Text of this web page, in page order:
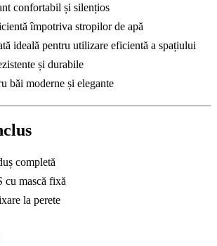
confortabil și silențios
împotriva stropilor de apă
ideală pentru utilizare eficientă a spațiului
și durabile
băi moderne și elegante
completă
mască fixă
la perete